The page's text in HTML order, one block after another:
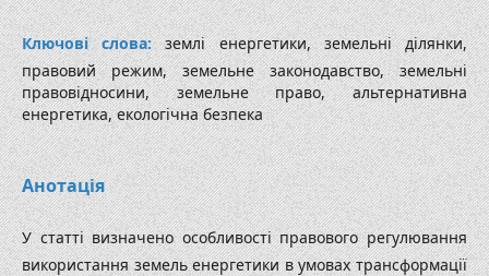
Ключові слова:землі енергетики, земельні ділянки,
правовий режим, земельне законодавство, земельні
правовідносини, земельне право, альтернативна
енергетика, екологічна безпека
Анотація
У статті визначено особливості правового регулювання
використання земель енергетики в умовах трансформації